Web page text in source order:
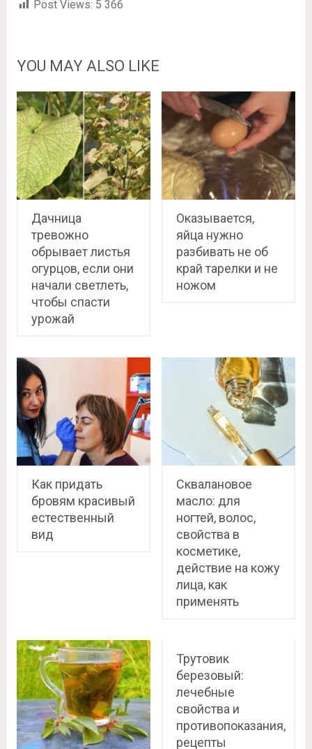
Post Views: 5 366
YOU MAY ALSO LIKE
Дачница
тревожно
обрывает листья
огурцов, если они
начали светлеть,
чтобы спасти
урожай
Оказывается,
яйца нужно
разбивать не об
край тарелки и не
ножом
Как придать
бровям красивый
естественный
вид
Сквалановое
масло: для
ногтей, волос,
свойства в
косметике,
действие на кожу
лица, как
применять
Трутовик
березовый:
лечебные
свойства и
противопоказания,
рецепты